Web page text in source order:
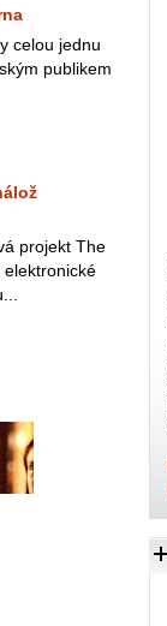
celou jednu
publikem
projekt The
elektronické